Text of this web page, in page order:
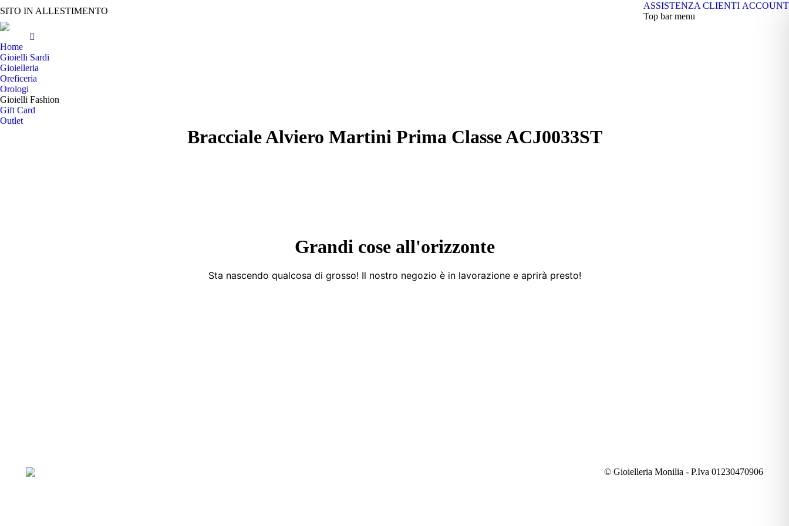
SITO IN ALLESTIMENTO ASSISTENZA CLIENTI ACCOUNT
Top bar menu
Home
Gioielli Sardi
Gioielleria
Oreficeria
Orologi
Gioielli Fashion
Gift Card
Outlet
Bracciale Alviero Martini Prima Classe ACJ0033ST
Grandi cose all'orizzonte
Sta nascendo qualcosa di grosso! Il nostro negozio è in lavorazione e aprirà presto!
© Gioielleria Monilia - P.Iva 01230470906